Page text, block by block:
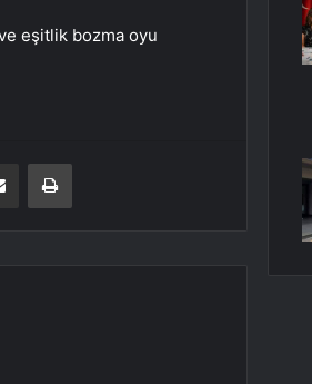
eşitlik bozma oyu
E-Posta ile paylaş Yazdır